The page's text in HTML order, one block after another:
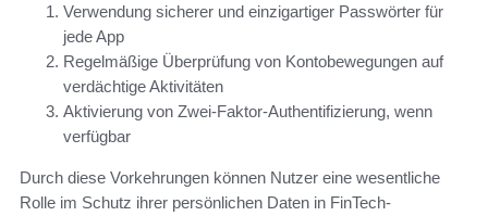
Verwendung sicherer und einzigartiger Passwörter für
jede App
Regelmäßige Überprüfung von Kontobewegungen auf
verdächtige Aktivitäten
Aktivierung von Zwei-Faktor-Authentifizierung, wenn
verfügbar
Durch diese Vorkehrungen können Nutzer eine wesentliche
Rolle im Schutz ihrer persönlichen Daten in FinTech-